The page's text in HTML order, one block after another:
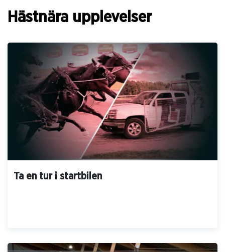
Axevalla LOPP 7 2026 07 19
Axevalla LOPP 6 2026 07 19
Axevalla LOPP 5 2026 07 19
Axevalla LOPP 4 2026 07 19
Hästnära upplevelser
Ta en tur i startbilen